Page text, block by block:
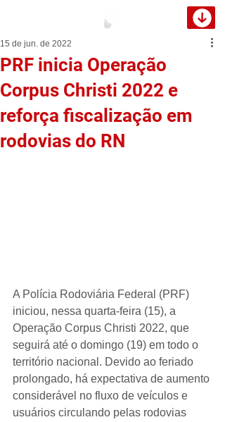
PRF inicia Operação
Corpus Christi 2022 e
reforça fiscalização em
rodovias do RN
15 de jun. de 2022
A Polícia Rodoviária Federal (PRF)
iniciou, nessa quarta-feira (15), a
Operação Corpus Christi 2022, que
seguirá até o domingo (19) em todo o
território nacional. Devido ao feriado
prolongado, há expectativa de aumento
considerável no fluxo de veículos e
usuários circulando pelas rodovias